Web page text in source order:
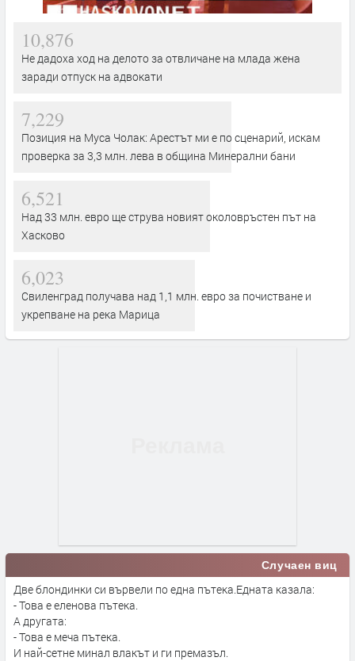
10,876
Не дадоха ход на делото за отвличане на млада жена
заради отпуск на адвокати
7,229
Позиция на Муса Чолак: Арестът ми е по сценарий, искам
проверка за 3,3 млн. лева в община Минерални бани
6,521
Над 33 млн. евро ще струва новият околовръстен път на
Хасково
6,023
Свиленград получава над 1,1 млн. евро за почистване и
укрепване на река Марица
Случаен виц
Две блондинки си вървели по една пътека.Едната казала:
- Това е еленова пътека.
А другата:
- Това е меча пътека.
И най-сетне минал влакът и ги премазъл.